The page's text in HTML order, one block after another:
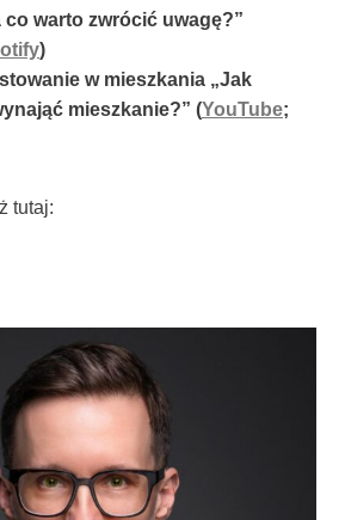
co warto zwrócić uwagę?”
)
w mieszkania „Jak
mieszkanie?” (YouTube;
tutaj: